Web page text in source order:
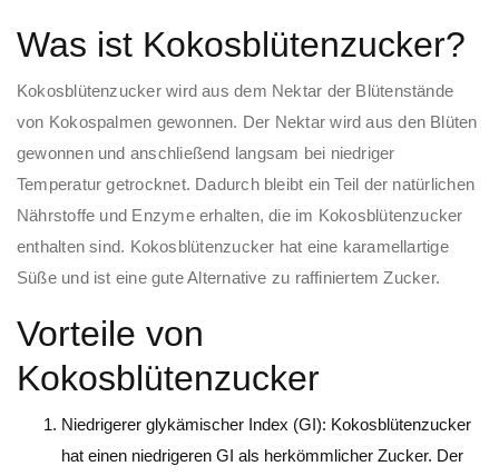
Was ist Kokosblütenzucker?
Kokosblütenzucker wird aus dem Nektar der Blütenstände
von Kokospalmen gewonnen. Der Nektar wird aus den Blüten
gewonnen und anschließend langsam bei niedriger
Temperatur getrocknet. Dadurch bleibt ein Teil der natürlichen
Nährstoffe und Enzyme erhalten, die im Kokosblütenzucker
enthalten sind. Kokosblütenzucker hat eine karamellartige
Süße und ist eine gute Alternative zu raffiniertem Zucker.
Vorteile von
Kokosblütenzucker
Niedrigerer glykämischer Index (GI): Kokosblütenzucker
hat einen niedrigeren GI als herkömmlicher Zucker. Der